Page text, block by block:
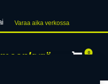
Varaa aika verk​​​​ossa
0